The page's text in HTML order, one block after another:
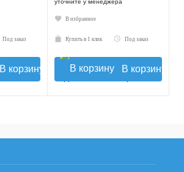
Под заказ
В корзину
уточните у менеджера
В избранное
Купить в 1 клик Под заказ
В корзину